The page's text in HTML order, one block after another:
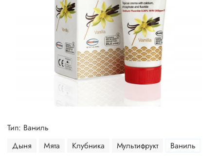
Тип: Ваниль
Дыня
Мята Клубника Мультифрукт Ваниль